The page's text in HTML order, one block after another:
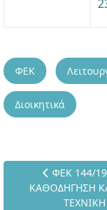
ΦΕΚ
Διοικητικά
ΦΕΚ 144/
ΚΑΘΟΔΗΓΗΣΗ